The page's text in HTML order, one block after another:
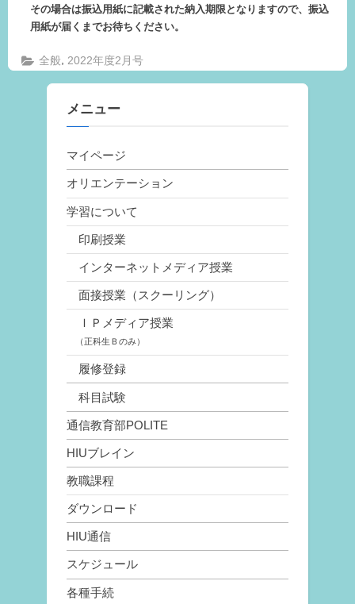
その場合は振込用紙に記載された納入期限となりますので、振込
用紙が届くまでお待ちください。
全般, 2022年度2月号
メニュー
マイページ
オリエンテーション
学習について
印刷授業
インターネットメディア授業
面接授業（スクーリング）
ＩＰメディア授業
（正科生Ｂのみ）
履修登録
科目試験
通信教育部POLITE
HIUブレイン
教職課程
ダウンロード
HIU通信
スケジュール
各種手続